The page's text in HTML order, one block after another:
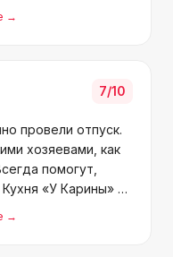
дом рекомендую,
→
7/10
провели отпуск.
хозяевами, как
помогут,
«У Карины» —
вкусная,
гостей
→